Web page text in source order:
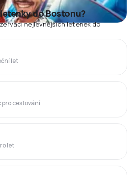
do Bostonu?
nejlevnějších letenek do
let
pro cestování
let